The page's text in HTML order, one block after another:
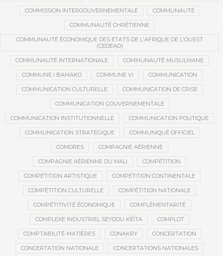
COMMISSION INTERGOUVERNEMENTALE COMMUNAUTÉ
COMMUNAUTÉ CHRÉTIENNE
COMMUNAUTÉ ÉCONOMIQUE DES ETATS DE L'AFRIQUE DE L'OUEST
(CEDEAO)
COMMUNAUTÉ INTERNATIONALE COMMUNAUTÉ MUSULMANE
COMMUNE I BAMAKO COMMUNE VI COMMUNICATION
COMMUNICATION CULTURELLE COMMUNICATION DE CRISE
COMMUNICATION GOUVERNEMENTALE
COMMUNICATION INSTITUTIONNELLE COMMUNICATION POLITIQUE
COMMUNICATION STRATÉGIQUE COMMUNIQUÉ OFFICIEL
COMORES COMPAGNIE AÉRIENNE
COMPAGNIE AÉRIENNE DU MALI COMPÉTITION
COMPÉTITION ARTISTIQUE COMPÉTITION CONTINENTALE
COMPÉTITION CULTURELLE COMPÉTITION NATIONALE
COMPÉTITIVITÉ ÉCONOMIQUE COMPLÉMENTARITÉ
COMPLEXE INDUSTRIEL SEYDOU KÉÏTA COMPLOT
COMPTABILITÉ-MATIÈRES CONAKRY CONCERTATION
CONCERTATION NATIONALE CONCERTATIONS NATIONALES